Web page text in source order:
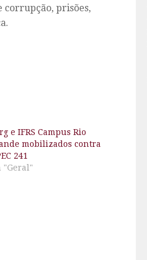
corrupção, prisões,
e IFRS Campus Rio
mobilizados contra
241
"Geral"